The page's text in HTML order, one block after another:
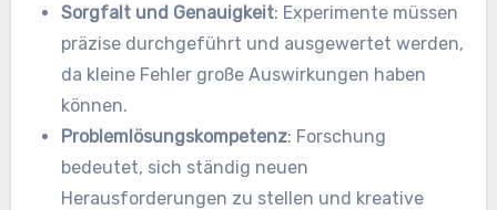
Sorgfalt und Genauigkeit: Experimente müssen
präzise durchgeführt und ausgewertet werden,
da kleine Fehler große Auswirkungen haben
können.
Problemlösungskompetenz: Forschung
bedeutet, sich ständig neuen
Herausforderungen zu stellen und kreative